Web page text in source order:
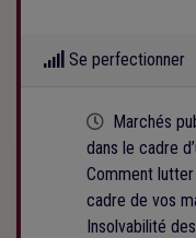
Se perfectionner
Cette
Marchés
dans le cadre
Comment
cadre de vos
Insolvabilité